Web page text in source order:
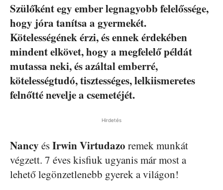
Szülőként egy ember legnagyobb felelőssége,
hogy jóra tanítsa a gyermekét.
Kötelességének érzi, és ennek érdekében
mindent elkövet, hogy a megfelelő példát
mutassa neki, és azáltal emberré,
kötelességtudó, tisztességes, lelkiismeretes
felnőtté nevelje a csemetéjét.
Hirdetés
Nancy ésIrwin Virtudazo remek munkát
végzett. 7 éves kisfiuk ugyanis már most a
lehető legönzetlenebb gyerek a világon!